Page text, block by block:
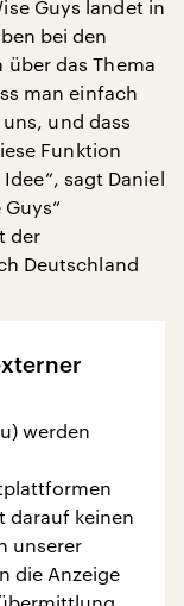
Guys landet in
bei den
über das Thema
man einfach
und dass
Funktion
sagt Daniel
der
Deutschland
werden
darauf keinen
unserer
die Anzeige